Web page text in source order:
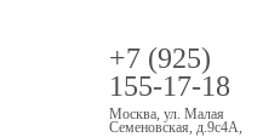
+7 (925)
155-17-18
Москва, ул. Малая
Семеновская, д.9с4А,